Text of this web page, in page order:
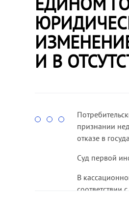
по делу №
№ А56-7841/
И В
признании
отказе в
Суд первой
В
соответствии
сведений о